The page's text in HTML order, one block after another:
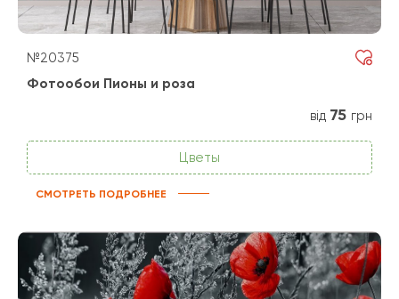
№20375
Фотообои Пионы и роза
від 75 грн
Цветы
СМОТРЕТЬ ПОДРОБНЕЕ